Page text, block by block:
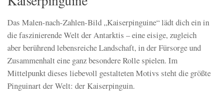
Das Malen-nach-Zahlen-Bild „Kaiserpinguine“ lädt dich ein in
die faszinierende Welt der Antarktis – eine eisige, zugleich
aber berührend lebensreiche Landschaft, in der Fürsorge und
Zusammenhalt eine ganz besondere Rolle spielen. Im
Mittelpunkt dieses liebevoll gestalteten Motivs steht die größte
Pinguinart der Welt: der Kaiserpinguin.